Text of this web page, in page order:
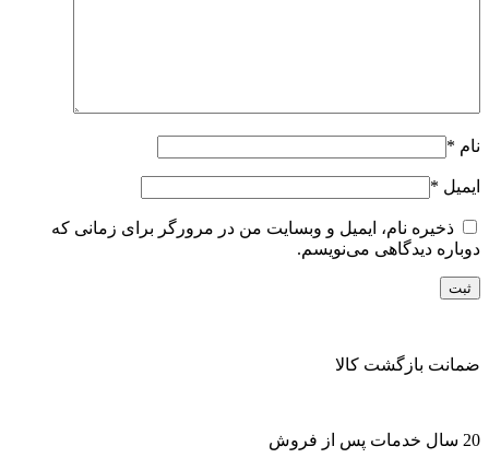
نام *
ایمیل *
ذخیره نام، ایمیل و وبسایت من در مرورگر برای زمانی که
دوباره دیدگاهی می‌نویسم.
ضمانت بازگشت کالا
20 سال خدمات پس از فروش